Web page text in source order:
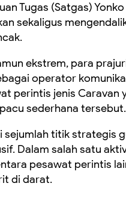
Tugas (Satgas)
sekaligus
ekstrem, para
operator
perintis jenis Caravan
sederhana tersebut.
sejumlah titik strategis
Dalam salah satu
pesawat perintis
di darat.